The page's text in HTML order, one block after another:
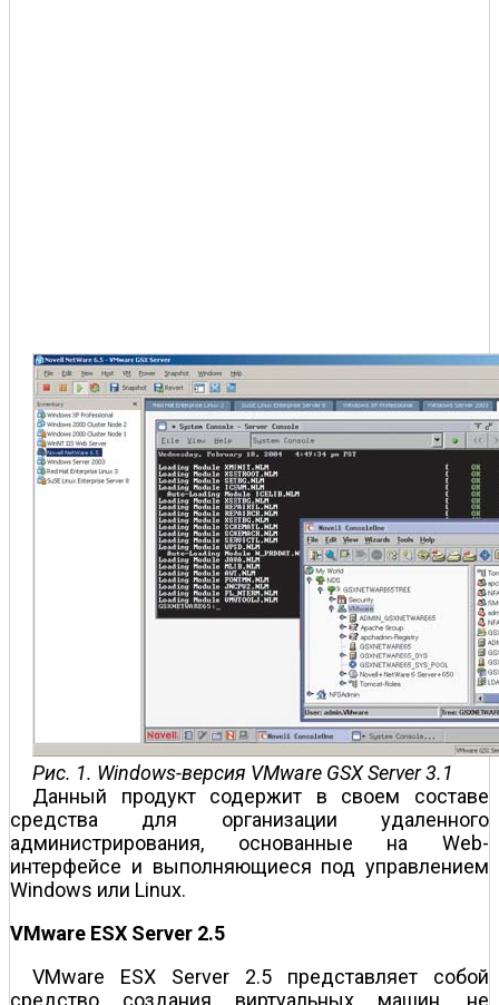
Рис. 1. Windows-версия VMware GSX Server 3.1
Данный продукт содержит в своем составе
средства для организации удаленного
администрирования, основанные на Web-
интерфейсе и выполняющиеся под управлением
Windows или Linux.
VMware ESX Server 2.5
VMware ESX Server 2.5 представляет собой